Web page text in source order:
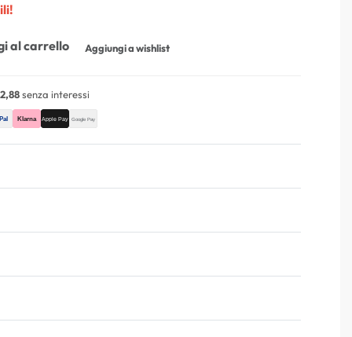
al carrello Aggiungi a wishlist
senza interessi